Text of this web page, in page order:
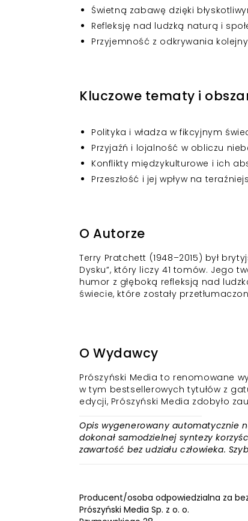
Świetną zabawę dzięki
Refleksję nad ludzką naturą i
Przyjemność z odkrywania
Kluczowe tematy i
Polityka i władza w fikcyjnym
Przyjaźń i lojalność w obliczu
Konflikty międzykulturowe i ich
Przeszłość i jej wpływ na
O Autorze
Terry Pratchett (1948–2015) był
Dysku”, który liczy 41 tomów. Jego
humor z głęboką refleksją nad
świecie, które zostały
O Wydawcy
Prószyński Media to renomowane
w tym bestsellerowych tytułów z
edycji, Prószyński Media zdobyło
Opis wygenerowany automatycznie
dokonał samodzielnej syntezy
zawartość bez udziału człowieka.
Producent/osoba odpowiedzialna za
Prószyński Media Sp. z o. o.